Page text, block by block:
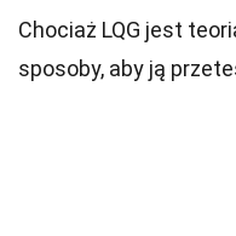
Chociaż LQG jest
sposoby, aby ją